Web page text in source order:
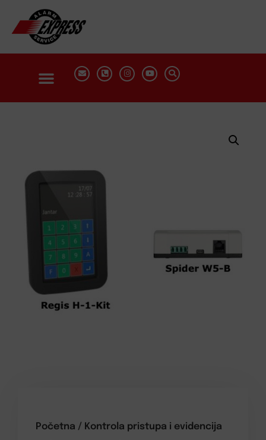
Početna / Kontrola pristupa i evidencija